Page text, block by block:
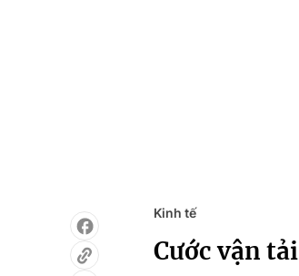
Kinh tế
Cước vận